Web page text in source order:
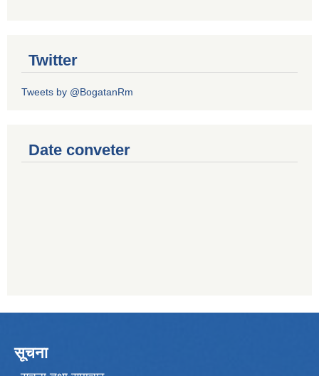
Twitter
Tweets by @BogatanRm
Date conveter
सूचना